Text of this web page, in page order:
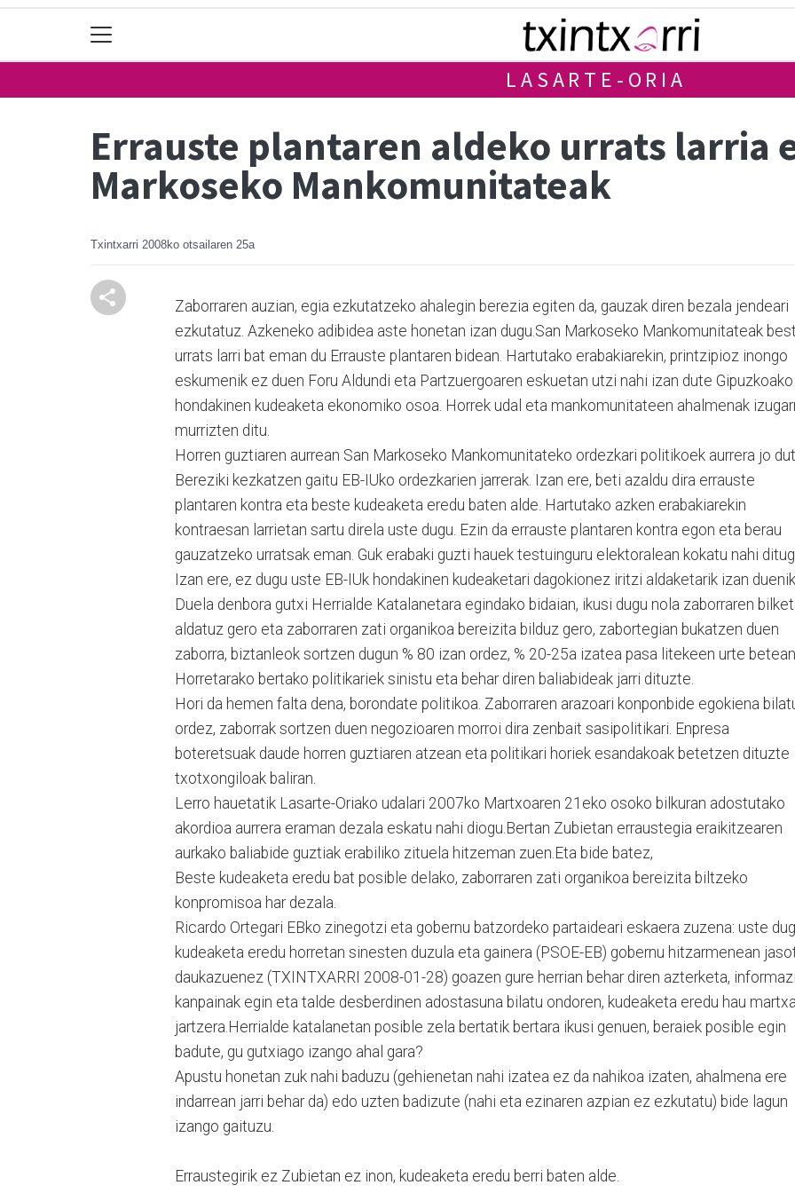
LASARTE-ORIA
Errauste plantaren aldeko urrats larria
Markoseko Mankomunitateak
Txintxarri 2008ko otsailaren 25a
Zaborraren auzian, egia ezkutatzeko ahalegin berezia egiten da, gauzak diren bezala jendeari
ezkutatuz. Azkeneko adibidea aste honetan izan dugu.San Markoseko Mankomunitateak
urrats larri bat eman du Errauste plantaren bidean. Hartutako erabakiarekin, printzipioz inongo
eskumenik ez duen Foru Aldundi eta Partzuergoaren eskuetan utzi nahi izan dute Gipuzkoako
hondakinen kudeaketa ekonomiko osoa. Horrek udal eta mankomunitateen ahalmenak
murrizten ditu.
Horren guztiaren aurrean San Markoseko Mankomunitateko ordezkari politikoek aurrera jo
Bereziki kezkatzen gaitu EB-IUko ordezkarien jarrerak. Izan ere, beti azaldu dira errauste
plantaren kontra eta beste kudeaketa eredu baten alde. Hartutako azken erabakiarekin
kontraesan larrietan sartu direla uste dugu. Ezin da errauste plantaren kontra egon eta berau
gauzatzeko urratsak eman. Guk erabaki guzti hauek testuinguru elektoralean kokatu nahi
Izan ere, ez dugu uste EB-IUk hondakinen kudeaketari dagokionez iritzi aldaketarik izan duenik.
Duela denbora gutxi Herrialde Katalanetara egindako bidaian, ikusi dugu nola zaborraren
aldatuz gero eta zaborraren zati organikoa bereizita bilduz gero, zabortegian bukatzen duen
zaborra, biztanleok sortzen dugun % 80 izan ordez, % 20-25a izatea pasa litekeen urte betean.
Horretarako bertako politikariek sinistu eta behar diren baliabideak jarri dituzte.
Hori da hemen falta dena, borondate politikoa. Zaborraren arazoari konponbide egokiena
ordez, zaborrak sortzen duen negozioaren morroi dira zenbait sasipolitikari. Enpresa
boteretsuak daude horren guztiaren atzean eta politikari horiek esandakoak betetzen dituzte
txotxongiloak baliran.
Lerro hauetatik Lasarte-Oriako udalari 2007ko Martxoaren 21eko osoko bilkuran adostutako
akordioa aurrera eraman dezala eskatu nahi diogu.Bertan Zubietan erraustegia eraikitzearen
aurkako baliabide guztiak erabiliko zituela hitzeman zuen.Eta bide batez,
Beste kudeaketa eredu bat posible delako, zaborraren zati organikoa bereizita biltzeko
konpromisoa har dezala.
Ricardo Ortegari EBko zinegotzi eta gobernu batzordeko partaideari eskaera zuzena: uste
kudeaketa eredu horretan sinesten duzula eta gainera (PSOE-EB) gobernu hitzarmenean
daukazuenez (TXINTXARRI 2008-01-28) goazen gure herrian behar diren azterketa,
kanpainak egin eta talde desberdinen adostasuna bilatu ondoren, kudeaketa eredu hau
jartzera.Herrialde katalanetan posible zela bertatik bertara ikusi genuen, beraiek posible egin
badute, gu gutxiago izango ahal gara?
Apustu honetan zuk nahi baduzu (gehienetan nahi izatea ez da nahikoa izaten, ahalmena ere
indarrean jarri behar da) edo uzten badizute (nahi eta ezinaren azpian ez ezkutatu) bide lagun
izango gaituzu.
Erraustegirik ez Zubietan ez inon, kudeaketa eredu berri baten alde.